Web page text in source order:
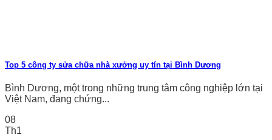
Top 5 công ty sửa chữa nhà xưởng uy tín tại Bình Dương
Bình Dương, một trong những trung tâm công nghiệp lớn tại
Việt Nam, đang chứng...
08
Th1